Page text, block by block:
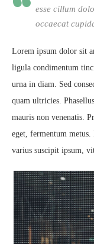
esse cillum
occaecat
Lorem ipsum dolor sit
ligula condimentum
urna in diam. Sed
quam ultricies.
mauris non venenatis.
eget, fermentum
varius suscipit ipsum,